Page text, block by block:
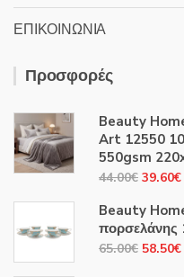
ΕΠΙΚΟΙΝΩΝΙΑ
Προσφορές
Beauty
Art 12550
550gsm
44.00€ Original
was:
44.00€.
39.60€Η
Beauty
πορσελάνης
65.00€ Original
58.50€Η